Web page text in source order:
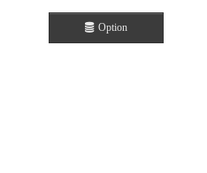
Option